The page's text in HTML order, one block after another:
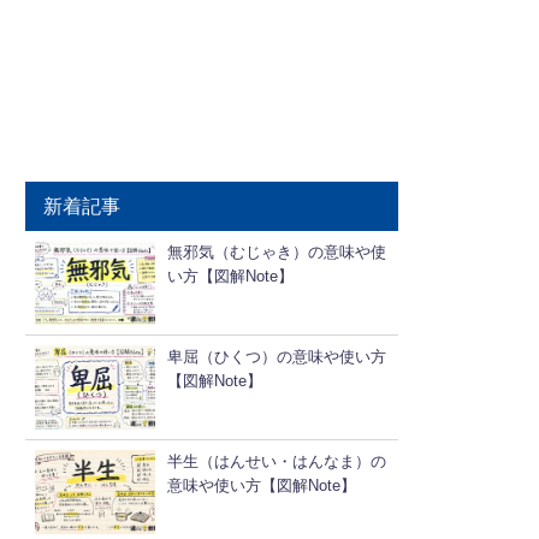
新着記事
無邪気（むじゃき）の意味や使
い方【図解Note】
卑屈（ひくつ）の意味や使い方
【図解Note】
半生（はんせい・はんなま）の
意味や使い方【図解Note】